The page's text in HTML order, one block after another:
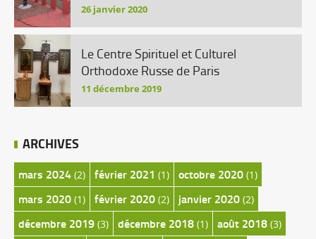
26 janvier 2020
Le Centre Spirituel et Culturel
Orthodoxe Russe de Paris
11 décembre 2019
ARCHIVES
mars 2024 (2) février 2021 (1) octobre 2020 (1)
mars 2020 (1) février 2020 (2) janvier 2020 (2)
décembre 2019 (3) décembre 2018 (1) août 2018 (3)